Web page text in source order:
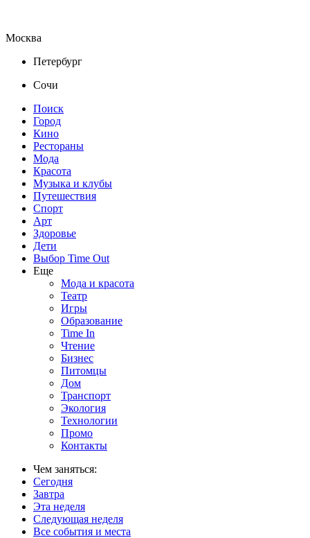
Москва
Петербург
Сочи
Поиск
Город
Кино
Рестораны
Мода
Красота
Музыка и клубы
Путешествия
Спорт
Арт
Здоровье
Дети
Выбор Time Out
Еще
Мода и красота
Театр
Игры
Образование
Time In
Чтение
Бизнес
Питомцы
Дом
Транспорт
Экология
Технологии
Промо
Контакты
Чем заняться:
Сегодня
Завтра
Эта неделя
Следующая неделя
Все события и места